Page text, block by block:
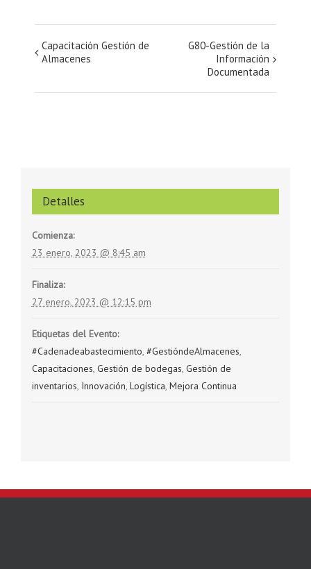
Navegación
del
Capacitación Gestión de
Almacenes
G80-Gestión de la
Información
Documentada
Detalles
Comienza:
23 enero, 2023 @ 8:45 am
Finaliza:
27 enero, 2023 @ 12:15 pm
Etiquetas del Evento:
#Cadenadeabastecimiento, #GestióndeAlmacenes,
Capacitaciones, Gestión de bodegas, Gestión de
inventarios, Innovación, Logística, Mejora Continua